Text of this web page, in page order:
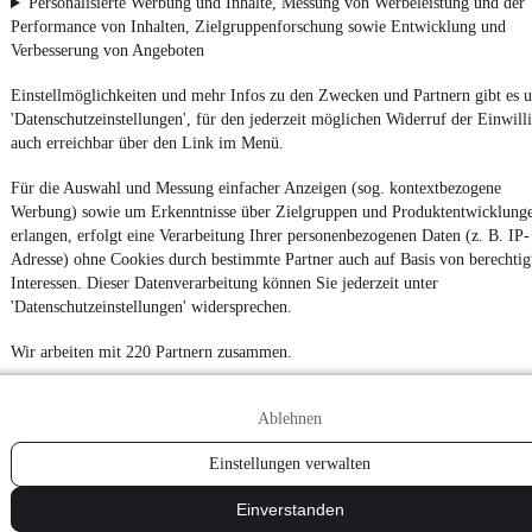
Performance von Inhalten, Zielgruppenforschung sowie Entwicklung und
Verbesserung von Angeboten
Einstellmöglichkeiten und mehr Infos zu den Zwecken und Partnern gibt es
'Datenschutzeinstellungen', für den jederzeit möglichen Widerruf der
auch erreichbar über den Link im Menü.
Für die Auswahl und Messung einfacher Anzeigen (sog. kontextbezogene
Werbung) sowie um Erkenntnisse über Zielgruppen und
erlangen, erfolgt eine Verarbeitung Ihrer personenbezogenen Daten (z. B. IP-
Adresse) ohne Cookies durch bestimmte Partner auch auf Basis von
Interessen. Dieser Datenverarbeitung können Sie jederzeit unter
'Datenschutzeinstellungen' widersprechen.
Wir arbeiten mit 220 Partnern zusammen.
Ablehnen
Einstellungen verwalten
Einverstanden